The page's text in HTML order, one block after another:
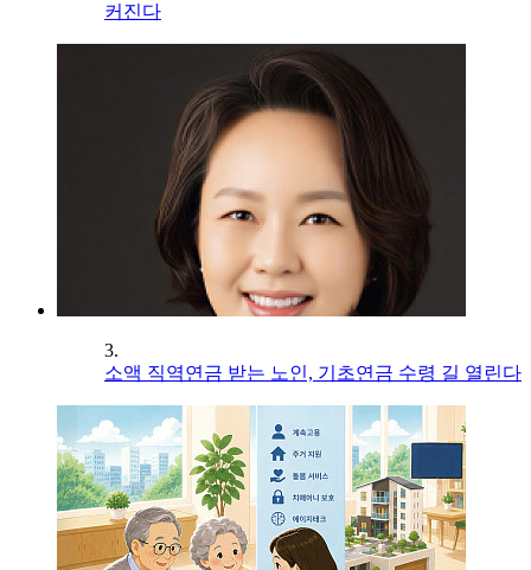
커진다
3.
소액 직역연금 받는 노인, 기초연금 수령 길 열린다